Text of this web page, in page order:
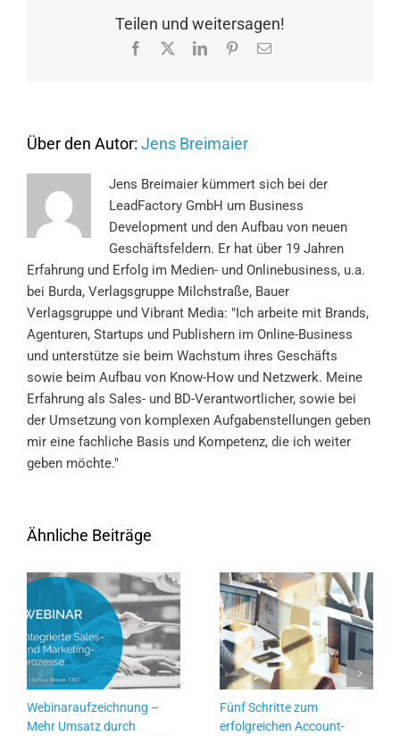
Zeitpunkt
einsetzen
Teilen und weitersagen!
Facebook LinkedInPinterest
E-
Über den Autor: Jens Breimaier
Jens Breimaier kümmert sich bei der
LeadFactory GmbH um Business
Development und den Aufbau von neuen
Geschäftsfeldern. Er hat über 19 Jahren
Erfahrung und Erfolg im Medien- und Onlinebusiness, u.a.
bei Burda, Verlagsgruppe Milchstraße, Bauer
Verlagsgruppe und Vibrant Media: "Ich arbeite mit Brands,
Agenturen, Startups und Publishern im Online-Business
und unterstütze sie beim Wachstum ihres Geschäfts
sowie beim Aufbau von Know-How und Netzwerk. Meine
Erfahrung als Sales- und BD-Verantwortlicher, sowie bei
der Umsetzung von komplexen Aufgabenstellungen geben
mir eine fachliche Basis und Kompetenz, die ich weiter
geben möchte."
Ähnliche Beiträge
Webinaraufzeichnung –
Mehr Umsatz durch
Fünf Schritte zum
erfolgreichen Account-